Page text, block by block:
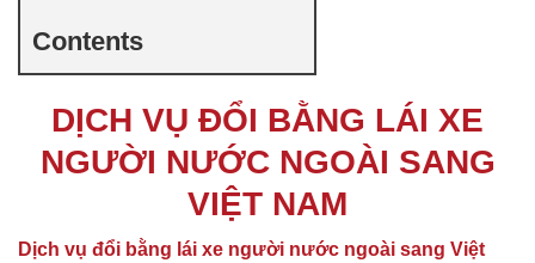
Contents
DỊCH VỤ ĐỔI BẰNG LÁI XE
NGƯỜI NƯỚC NGOÀI SANG
VIỆT NAM
Dịch vụ đổi bằng lái xe người nước ngoài sang Việt